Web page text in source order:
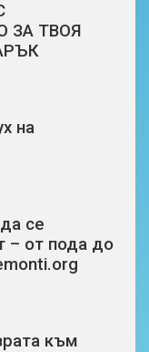
ЗА ТВОЯ
на
се
– от пода до
към